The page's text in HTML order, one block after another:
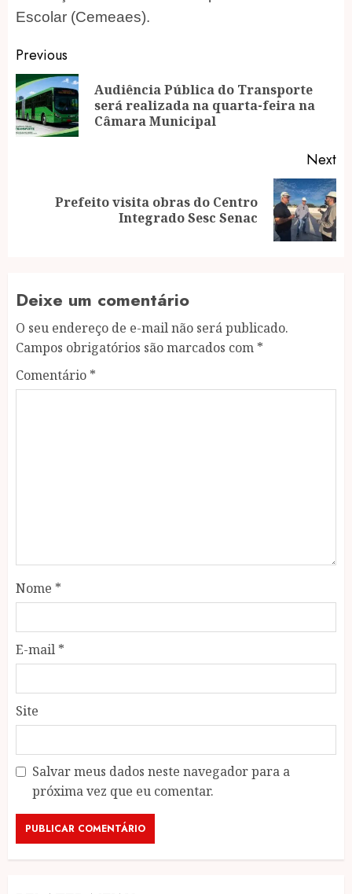
Escolar (Cemeaes).
Post
navigation
Previous
Audiência Pública do Transporte
será realizada na quarta-feira na
Câmara Municipal
Next
Prefeito visita obras do Centro
Integrado Sesc Senac
Deixe um comentário
O seu endereço de e-mail não será publicado.
Campos obrigatórios são marcados com *
Comentário *
Nome *
E-mail *
Site
Salvar meus dados neste navegador para a
próxima vez que eu comentar.